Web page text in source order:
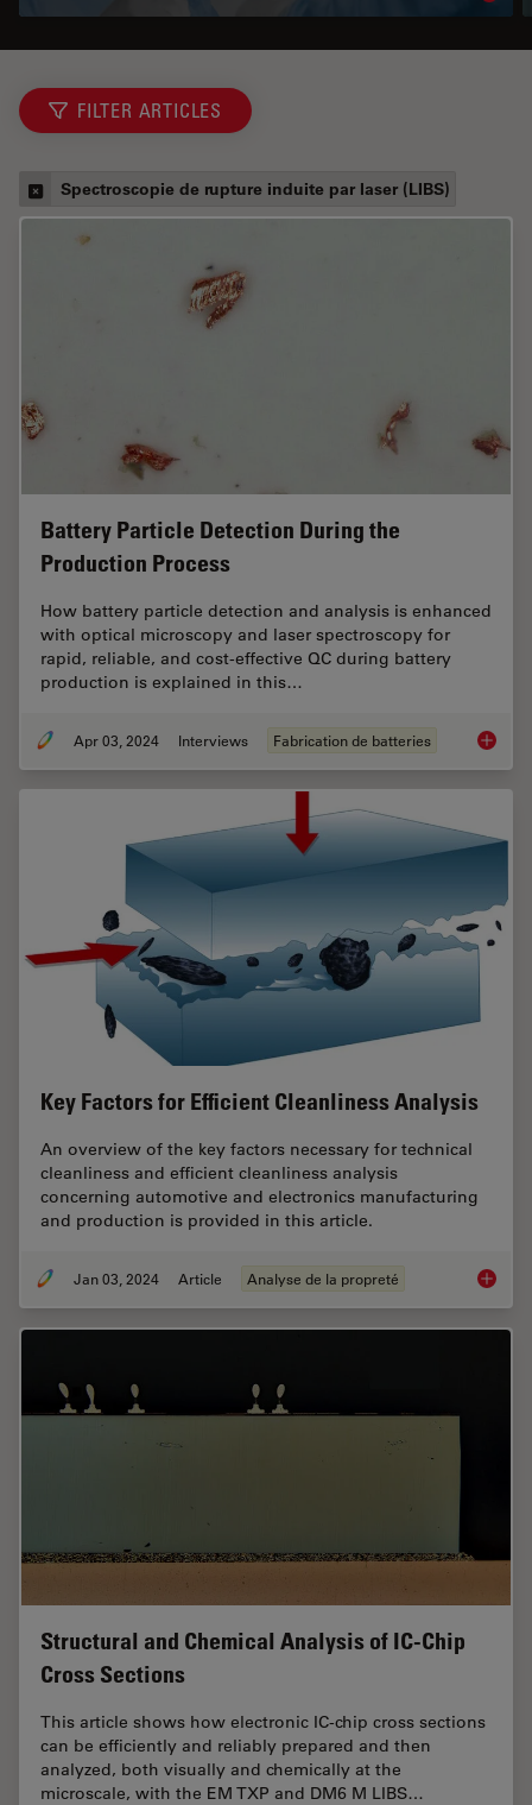
FILTER ARTICLES
Spectroscopie de rupture induite par laser (LIBS)
Battery Particle Detection During the
Production Process
How battery particle detection and analysis is enhanced
with optical microscopy and laser spectroscopy for
rapid, reliable, and cost-effective QC during battery
production is explained in this…
Apr 03, 2024 Interviews Fabrication de batteries Battery
Key Factors for Efficient Cleanliness Analysis
An overview of the key factors necessary for technical
cleanliness and efficient cleanliness analysis
concerning automotive and electronics manufacturing
and production is provided in this article.
Jan 03, 2024 Article Analyse de la propreté Key
Structural and Chemical Analysis of IC-Chip
Cross Sections
This article shows how electronic IC-chip cross sections
can be efficiently and reliably prepared and then
analyzed, both visually and chemically at the
microscale, with the EM TXP and DM6 M LIBS…